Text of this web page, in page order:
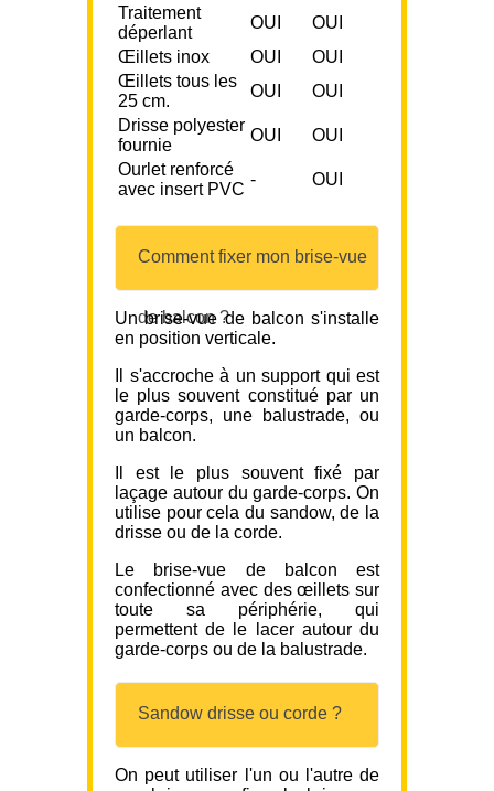
Traitement
déperlant
OUI
OUI
Œillets inox
OUI
OUI
Œillets tous les
25 cm.
OUI
OUI
Drisse polyester
fournie
OUI
OUI
Ourlet renforcé
avec insert PVC
- OUI
Comment fixer mon brise-vue
de balcon ?
Un brise-vue de balcon s'installe
en position verticale.
Il s'accroche à un support qui est
le plus souvent constitué par un
garde-corps, une balustrade, ou
un balcon.
Il est le plus souvent fixé par
laçage autour du garde-corps. On
utilise pour cela du sandow, de la
drisse ou de la corde.
Le brise-vue de balcon est
confectionné avec des œillets sur
toute sa périphérie, qui
permettent de le lacer autour du
garde-corps ou de la balustrade.
Sandow drisse ou corde ?
On peut utiliser l'un ou l'autre de